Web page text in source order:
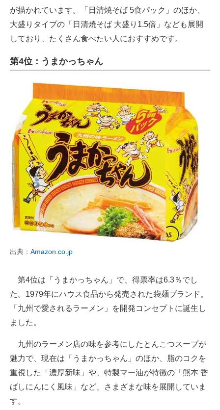
が描かれています。「日清焼そば 5食パック」のほか、
大盛りタイプの「日清焼そば 大盛り1.5倍」なども展開
しており、たくさん食べたい人におすすめです。
第4位：うまかっちゃん
出典： Amazon.co.jp
第4位は「うまかっちゃん」で、得票率は6.3％でし
た。1979年にハウス食品から発売された袋麺ブランド。
「九州で愛されるラーメン」を開発コンセプトに誕生し
ました。
九州のラーメン店の味を参考にしたとんこつスープが
魅力で、現在は「うまかっちゃん」のほか、脂のコクを
重視した「濃厚新味」や、特製マー油が特徴の「熊本 香
ばしにんにく風味」など、さまざまな味を展開していま
す。